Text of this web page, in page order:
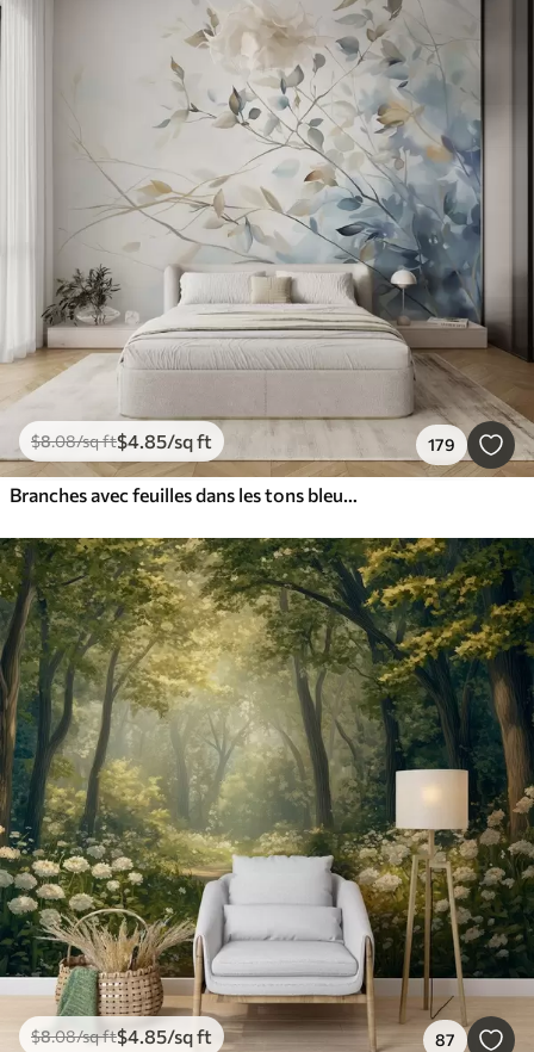
$8.08/sq ft$4.85/sq ft 179
Branches avec feuilles dans les tons bleus et bruns, fond clair, doux et délicat, style aquarelle
$8.08/sq ft$4.85/sq ft 87